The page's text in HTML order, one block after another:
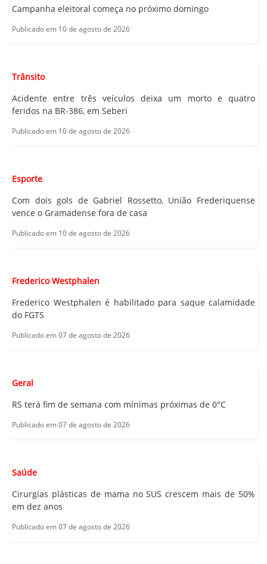
Campanha eleitoral começa no próximo domingo
Publicado em 10 de agosto de 2026
Trânsito
Acidente entre três veículos deixa um morto e quatro
feridos na BR-386, em Seberi
Publicado em 10 de agosto de 2026
Esporte
Com dois gols de Gabriel Rossetto, União Frederiquense
vence o Gramadense fora de casa
Publicado em 10 de agosto de 2026
Frederico Westphalen
Frederico Westphalen é habilitado para saque calamidade
do FGTS
Publicado em 07 de agosto de 2026
Geral
RS terá fim de semana com mínimas próximas de 0°C
Publicado em 07 de agosto de 2026
Saúde
Cirurgias plásticas de mama no SUS crescem mais de 50%
em dez anos
Publicado em 07 de agosto de 2026